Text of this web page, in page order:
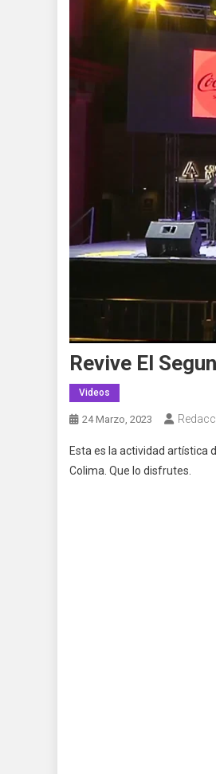
Revive El
Videos
24 Marzo, 2023
Esta es la actividad artística
Colima. Que lo disfrutes.